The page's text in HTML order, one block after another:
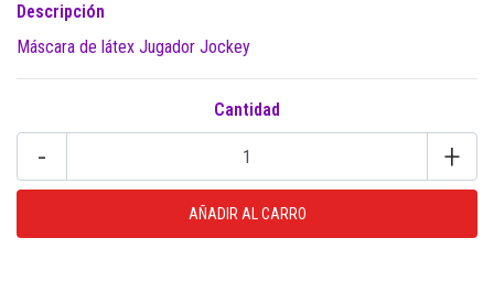
Descripción
Máscara de látex Jugador Jockey
Cantidad
- +